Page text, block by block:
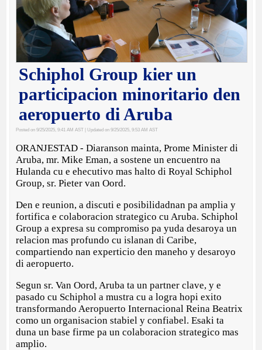
Schiphol Group kier un
participacion minoritario den
aeropuerto di Aruba
Posted on 9/25/2025, 9:41 AM AST | Updated on 9/25/2025, 9:53 AM AST
ORANJESTAD - Diaranson mainta, Prome Minister di
Aruba, mr. Mike Eman, a sostene un encuentro na
Hulanda cu e ehecutivo mas halto di Royal Schiphol
Group, sr. Pieter van Oord.
Den e reunion, a discuti e posibilidadnan pa amplia y
fortifica e colaboracion strategico cu Aruba. Schiphol
Group a expresa su compromiso pa yuda desaroya un
relacion mas profundo cu islanan di Caribe,
compartiendo nan experticio den maneho y desaroyo
di aeropuerto.
Segun sr. Van Oord, Aruba ta un partner clave, y e
pasado cu Schiphol a mustra cu a logra hopi exito
transformando Aeropuerto Internacional Reina Beatrix
como un organisacion stabiel y confiabel. Esaki ta
duna un base firme pa un colaboracion strategico mas
amplio.